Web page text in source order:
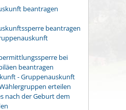
beantragen
beantragen
bei
beantragen
- Gruppenauskunft
erteilen
nach der Geburt dem